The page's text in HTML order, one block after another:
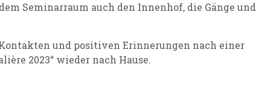
Seminarraum auch den Innenhof, die Gänge und
und positiven Erinnerungen nach einer
2023“ wieder nach Hause.